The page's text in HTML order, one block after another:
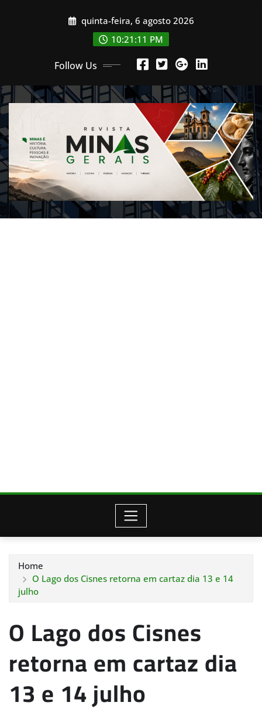
quinta-feira, 6 agosto 2026
10:21:13 PM
Follow Us
Home
O Lago dos Cisnes retorna em cartaz dia 13 e 14
julho
O Lago dos Cisnes
retorna em cartaz dia
13 e 14 julho